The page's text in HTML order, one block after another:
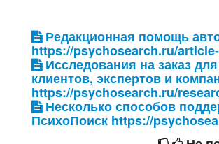
Редакционная помощь
https://psychosearch.ru/
Исследования на заказ
клиентов, экспертов и
https://psychosearch.ru/
Несколько способов
ПсихоПоиск https://